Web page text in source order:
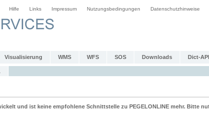
Hilfe Links Impressum Nutzungsbedingungen Datenschutzhinweise
Visualisierung WMS WFS SOS Downloads Dict-API
und ist keine empfohlene Schnittstelle zu PEGELONLINE mehr. Bitte